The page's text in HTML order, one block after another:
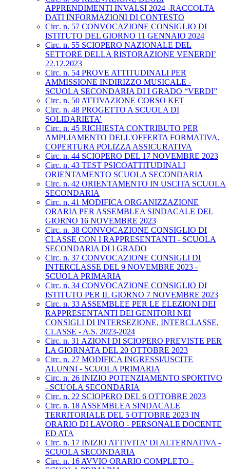
APPRENDIMENTI INVALSI 2024 -RACCOLTA
DATI INFORMAZIONI DI CONTESTO
Circ. n. 57 CONVOCAZIONE CONSIGLIO DI
ISTITUTO DEL GIORNO 11 GENNAIO 2024
Circ. n. 55 SCIOPERO NAZIONALE DEL
SETTORE DELLA RISTORAZIONE VENERDI’
22.12.2023
Circ. n. 54 PROVE ATTITUDINALI PER
AMMISSIONE INDIRIZZO MUSICALE -
SCUOLA SECONDARIA DI I GRADO “VERDI”
Circ. n. 50 ATTIVAZIONE CORSO KET
Circ. n. 48 PROGETTO A SCUOLA DI
SOLIDARIETA’
Circ. n. 45 RICHIESTA CONTRIBUTO PER
AMPLIAMENTO DELL'OFFERTA FORMATIVA,
COPERTURA POLIZZA ASSICURATIVA
Circ. n. 44 SCIOPERO DEL 17 NOVEMBRE 2023
Circ. n. 43 TEST PSICOATTITUDINALI
ORIENTAMENTO SCUOLA SECONDARIA
Circ. n. 42 ORIENTAMENTO IN USCITA SCUOLA
SECONDARIA
Circ. n. 41 MODIFICA ORGANIZZAZIONE
ORARIA PER ASSEMBLEA SINDACALE DEL
GIORNO 16 NOVEMBRE 2023
Circ. n. 38 CONVOCAZIONE CONSIGLIO DI
CLASSE CON I RAPPRESENTANTI - SCUOLA
SECONDARIA DI I GRADO
Circ. n. 37 CONVOCAZIONE CONSIGLI DI
INTERCLASSE DEL 9 NOVEMBRE 2023 -
SCUOLA PRIMARIA
Circ. n. 34 CONVOCAZIONE CONSIGLIO DI
ISTITUTO PER IL GIORNO 7 NOVEMBRE 2023
Circ. n. 33 ASSEMBLEE PER LE ELEZIONI DEI
RAPPRESENTANTI DEI GENITORI NEI
CONSIGLI DI INTERSEZIONE, INTERCLASSE,
CLASSE - A.S. 2023-2024
Circ. n. 31 AZIONI DI SCIOPERO PREVISTE PER
LA GIORNATA DEL 20 OTTOBRE 2023
Circ. n. 27 MODIFICA INGRESSI/USCITE
ALUNNI - SCUOLA PRIMARIA
Circ. n. 26 INIZIO POTENZIAMENTO SPORTIVO
- SCUOLA SECONDARIA
Circ. n. 22 SCIOPERO DEL 6 OTTOBRE 2023
Circ. n. 18 ASSEMBLEA SINDACALE
TERRITORIALE DEL 5 OTTOBRE 2023 IN
ORARIO DI LAVORO - PERSONALE DOCENTE
ED ATA
Circ. n. 17 INIZIO ATTIVITA' DI ALTERNATIVA -
SCUOLA SECONDARIA
Circ. n. 16 AVVIO ORARIO COMPLETO -